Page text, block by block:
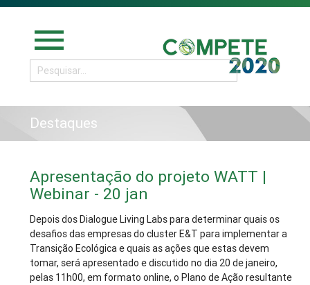
menu
Destaques
Apresentação do projeto WATT |
Webinar - 20 jan
Depois dos Dialogue Living Labs para determinar quais os
desafios das empresas do cluster E&T para implementar a
Transição Ecológica e quais as ações que estas devem
tomar, será apresentado e discutido no dia 20 de janeiro,
pelas 11h00, em formato online, o Plano de Ação resultante